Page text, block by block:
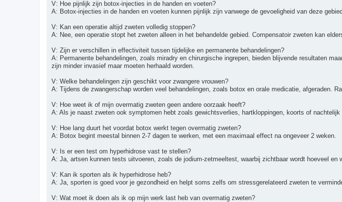
V: Hoe pijnlijk zijn botox-injecties in de handen en voeten?
A: Botox-injecties in de handen en voeten kunnen pijnlijk zijn vanwege de gevoeligheid van deze
V: Kan een operatie altijd zweten volledig stoppen?
A: Nee, een operatie stopt het zweten alleen in het behandelde gebied. Compensatoir zweten kan
V: Zijn er verschillen in effectiviteit tussen tijdelijke en permanente behandelingen?
A: Permanente behandelingen, zoals miradry en chirurgische ingrepen, bieden blijvende resultaten
zijn minder invasief maar moeten herhaald worden.
V: Welke behandelingen zijn geschikt voor zwangere vrouwen?
A: Tijdens de zwangerschap worden veel behandelingen, zoals botox en orale medicatie, afgeraden.
V: Hoe weet ik of mijn overmatig zweten geen andere oorzaak heeft?
A: Als je naast zweten ook symptomen hebt zoals gewichtsverlies, hartkloppingen, koorts of
V: Hoe lang duurt het voordat botox werkt tegen overmatig zweten?
A: Botox begint meestal binnen 2-7 dagen te werken, met een maximaal effect na ongeveer 2 weken.
V: Is er een test om hyperhidrose vast te stellen?
A: Ja, artsen kunnen tests uitvoeren, zoals de jodium-zetmeeltest, waarbij zichtbaar wordt hoeveel
V: Kan ik sporten als ik hyperhidrose heb?
A: Ja, sporten is goed voor je gezondheid en helpt soms zelfs om stressgerelateerd zweten te
V: Wat moet ik doen als ik op mijn werk last heb van overmatig zweten?